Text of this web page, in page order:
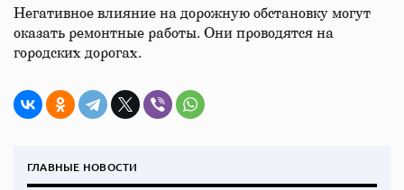
Негативное влияние на дорожную обстановку могут
оказать ремонтные работы. Они проводятся на
городских дорогах.
ГЛАВНЫЕ НОВОСТИ